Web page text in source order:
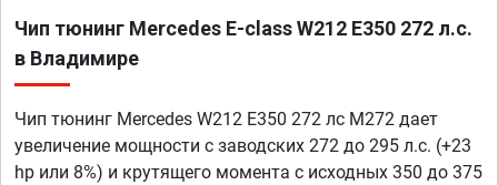
Чип тюнинг Mercedes E-class W212 E350 272 л.с.
в Владимире
Чип тюнинг Mercedes W212 E350 272 лс M272 дает
увеличение мощности с заводских 272 до 295 л.с. (+23
hp или 8%) и крутящего момента с исходных 350 до 375